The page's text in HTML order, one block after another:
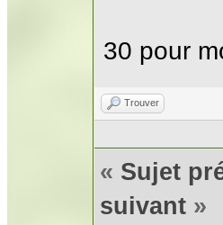
30 pour
Trouver
« Sujet
suivant »